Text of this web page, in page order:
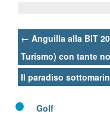
Post
← Anguilla alla BIT
Turismo) con tante
Il paradiso
Golf